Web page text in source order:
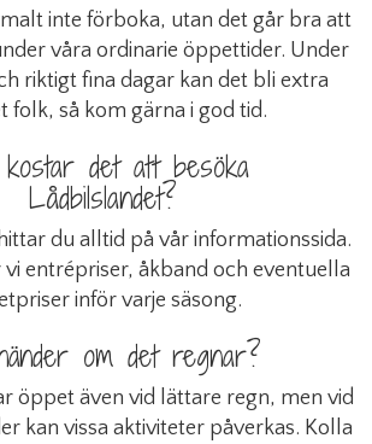
inte förboka, utan det går bra att
våra ordinarie öppettider. Under
riktigt fina dagar kan det bli extra
folk, så kom gärna i god tid.
kostar det att besöka
Lådbilslandet?
du alltid på vår informationssida.
entrépriser, åkband och eventuella
inför varje säsong.
om det regnar?
öppet även vid lättare regn, men vid
kan vissa aktiviteter påverkas. Kolla